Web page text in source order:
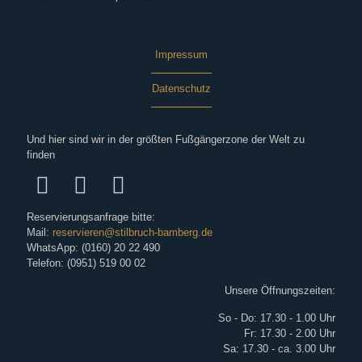
Impressum
Datenschutz
Und hier sind wir in der größten Fußgängerzone der Welt zu
finden
Reservierungsanfrage bitte:
Mail: reservieren@stilbruch-bamberg.de
WhatsApp: (0160) 20 22 490
Telefon: (0951) 519 00 02
Unsere Öffnungszeiten:
So - Do: 17.30 - 1.00 Uhr
Fr: 17.30 - 2.00 Uhr
Sa: 17.30 - ca. 3.00 Uhr